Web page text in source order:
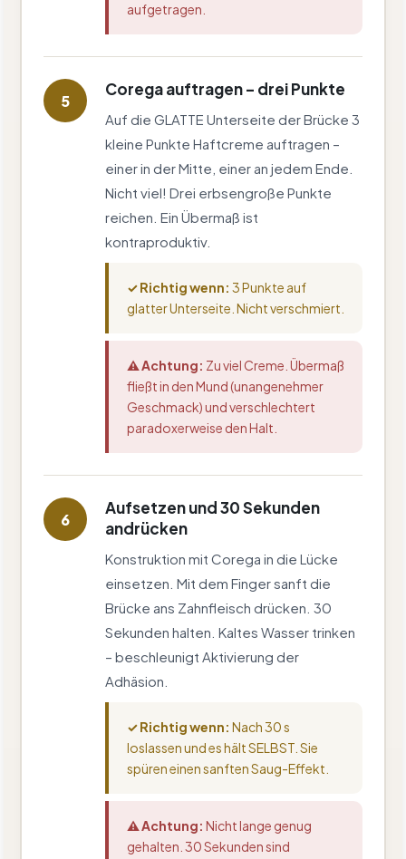
aufgetragen.
5
Corega auftragen – drei Punkte
Auf die GLATTE Unterseite der Brücke 3
kleine Punkte Haftcreme auftragen –
einer in der Mitte, einer an jedem Ende.
Nicht viel! Drei erbsengroße Punkte
reichen. Ein Übermaß ist
kontraproduktiv.
✓ Richtig wenn: 3 Punkte auf
glatter Unterseite. Nicht verschmiert.
⚠ Achtung: Zu viel Creme. Übermaß
fließt in den Mund (unangenehmer
Geschmack) und verschlechtert
paradoxerweise den Halt.
6
Aufsetzen und 30 Sekunden
andrücken
Konstruktion mit Corega in die Lücke
einsetzen. Mit dem Finger sanft die
Brücke ans Zahnfleisch drücken. 30
Sekunden halten. Kaltes Wasser trinken
– beschleunigt Aktivierung der
Adhäsion.
✓ Richtig wenn: Nach 30 s
loslassen und es hält SELBST. Sie
spüren einen sanften Saug-Effekt.
⚠ Achtung: Nicht lange genug
gehalten. 30 Sekunden sind